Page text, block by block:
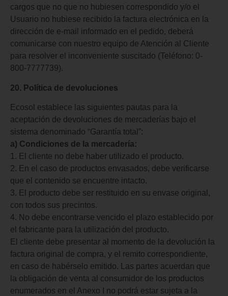
cargos que no que no hubiesen correspondido y/o el
Usuario no hubiese recibido la factura electrónica en la
dirección de e-mail informado en el pedido, deberá
comunicarse con nuestro equipo de Atención al Cliente
para resolver el inconveniente suscitado (Teléfono: 0-
800-7777739).
20. Política de devoluciones
Ecosol establece las siguientes pautas para la
aceptación de devoluciones de mercaderías bajo el
sistema denominado “Garantía total”:
a) Condiciones de la mercadería:
1. El cliente no debe haber utilizado el producto.
2. En el caso de productos envasados, debe verificarse
que el contenido se encuentre intacto.
3. El producto debe ser restituido en su envase original,
con todos sus precintos.
4. No debe encontrarse vencido el plazo establecido por
el fabricante para la utilización del producto.
El cliente debe presentar al momento de la devolución la
factura original de compra, y el remito correspondiente,
en caso de habérselo emitido. Las partes acuerdan que
la obligación de venta al consumidor de los productos
enumerados en el Anexo I no podrá estar sujeta a la